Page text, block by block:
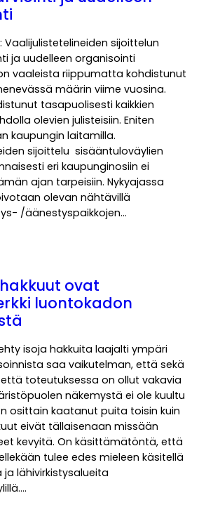
sijoittelun
ja uudelleen organisointi
vaaleista riippumatta kohdistunut
määrin viime vuosina.
tasapuolisesti kaikkien
olevien julisteisiin. Eniten
kaupungin laitamilla.
sijoittelu sisääntuloväylien
eri kaupunginosiin ei
ajan tarpeisiin. Nykyajassa
olevan nähtävillä
/äänestyspaikkojen…
ovat
luontokadon
isoja hakkuita laajalti ympäri
saa vaikutelman, että sekä
toteutuksessa on ollut vakavia
näkemystä ei ole kuultu
osittain kaatanut puita toisin kuin
eivät tällaisenaan missään
kevyitä. On käsittämätöntä, että
tulee edes mieleen käsitellä
lähivirkistysalueita